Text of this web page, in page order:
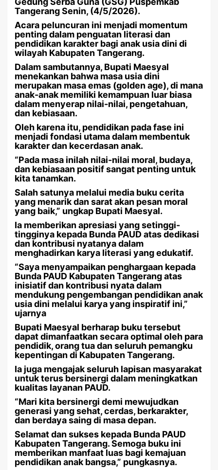
Tangerang Senin, (4/5/2026).
Acara peluncuran ini menjadi momentum
penting dalam penguatan literasi dan
pendidikan karakter bagi anak usia dini di
wilayah Kabupaten Tangerang.
Dalam sambutannya, Bupati Maesyal
menekankan bahwa masa usia dini
merupakan masa emas (golden age), di mana
anak-anak memiliki kemampuan luar biasa
dalam menyerap nilai-nilai, pengetahuan,
dan kebiasaan.
Oleh karena itu, pendidikan pada fase ini
menjadi fondasi utama dalam membentuk
karakter dan kecerdasan anak.
“Pada masa inilah nilai-nilai moral, budaya,
dan kebiasaan positif sangat penting untuk
kita tanamkan.
Salah satunya melalui media buku cerita
yang menarik dan sarat akan pesan moral
yang baik,” ungkap Bupati Maesyal.
Ia memberikan apresiasi yang setinggi-
tingginya kepada Bunda PAUD atas dedikasi
dan kontribusi nyatanya dalam
menghadirkan karya literasi yang edukatif.
“Saya menyampaikan penghargaan kepada
Bunda PAUD Kabupaten Tangerang atas
inisiatif dan kontribusi nyata dalam
mendukung pengembangan pendidikan anak
usia dini melalui karya yang inspiratif ini,”
ujarnya
Bupati Maesyal berharap buku tersebut
dapat dimanfaatkan secara optimal oleh para
pendidik, orang tua dan seluruh pemangku
kepentingan di Kabupaten Tangerang.
Ia juga mengajak seluruh lapisan masyarakat
untuk terus bersinergi dalam meningkatkan
kualitas layanan PAUD.
“Mari kita bersinergi demi mewujudkan
generasi yang sehat, cerdas, berkarakter,
dan berdaya saing di masa depan.
Selamat dan sukses kepada Bunda PAUD
Kabupaten Tangerang. Semoga buku ini
memberikan manfaat luas bagi kemajuan
pendidikan anak bangsa,” pungkasnya.